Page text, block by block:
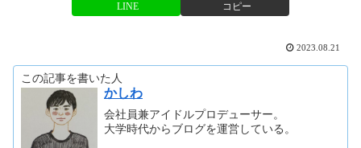
LINE コピー
2023.08.21
この記事を書いた人
かしわ
会社員兼アイドルプロデューサー。
大学時代からブログを運営している。